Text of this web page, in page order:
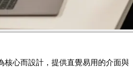
核心而設計，提供直覺易用的介面與